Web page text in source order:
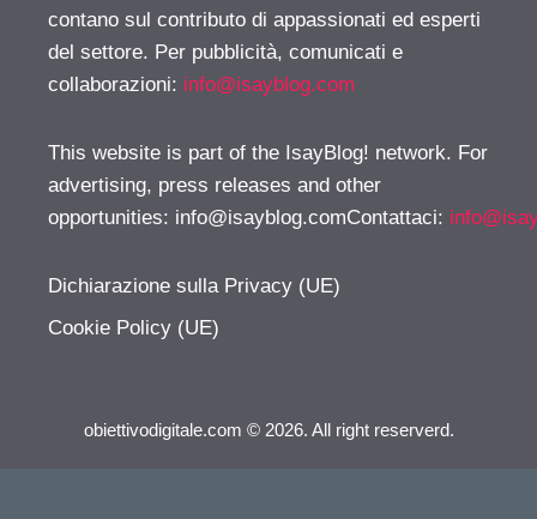
contano sul contributo di appassionati ed esperti
del settore. Per pubblicità, comunicati e
collaborazioni: info@isayblog.com
This website is part of the IsayBlog! network. For
advertising, press releases and other
opportunities: info@isayblog.comContattaci:
Dichiarazione sulla Privacy (UE)
Cookie Policy (UE)
obiettivodigitale.com © 2026. All right reserverd.